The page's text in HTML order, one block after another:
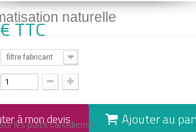
naturelle
les puits canadiens !
TTC
filtre fabricant
à mon devis Ajouter au